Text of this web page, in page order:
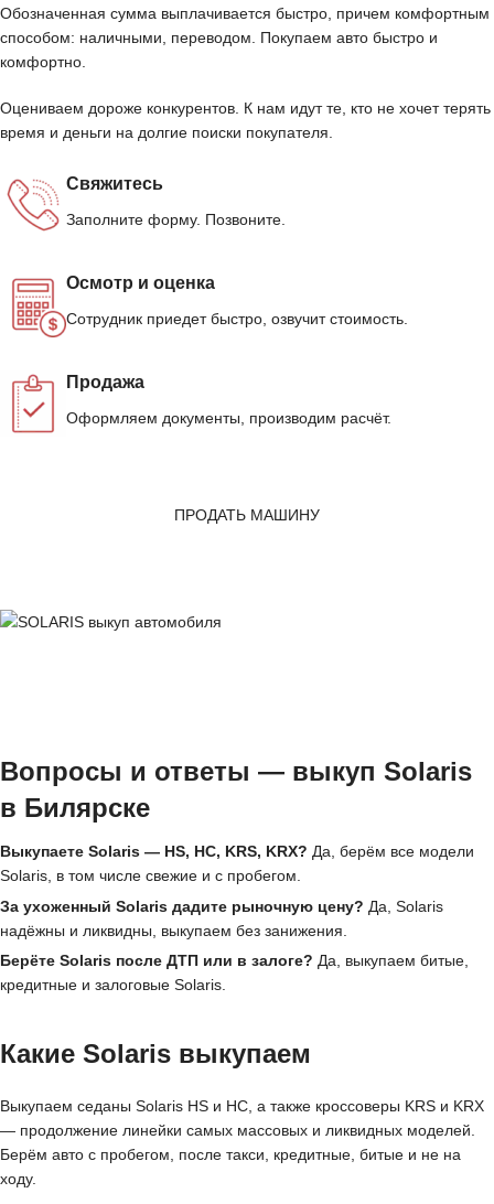
Обозначенная сумма выплачивается быстро, причем комфортным
способом: наличными, переводом. Покупаем авто быстро и
комфортно.
Оцениваем дороже конкурентов. К нам идут те, кто не хочет терять
время и деньги на долгие поиски покупателя.
Свяжитесь
Заполните форму. Позвоните.
Осмотр и оценка
Сотрудник приедет быстро, озвучит стоимость.
Продажа
Оформляем документы, производим расчёт.
ПРОДАТЬ МАШИНУ
Вопросы и ответы — выкуп Solaris
в Билярске
Выкупаете Solaris — HS, HC, KRS, KRX? Да, берём все модели
Solaris, в том числе свежие и с пробегом.
За ухоженный Solaris дадите рыночную цену? Да, Solaris
надёжны и ликвидны, выкупаем без занижения.
Берёте Solaris после ДТП или в залоге? Да, выкупаем битые,
кредитные и залоговые Solaris.
Какие Solaris выкупаем
Выкупаем седаны Solaris HS и HC, а также кроссоверы KRS и KRX
— продолжение линейки самых массовых и ликвидных моделей.
Берём авто с пробегом, после такси, кредитные, битые и не на
ходу.